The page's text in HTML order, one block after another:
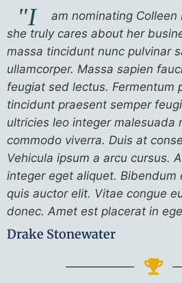
"I
am nominating Colleen
she truly cares about her
massa tincidunt nunc pulvinar
ullamcorper. Massa sapien
feugiat sed lectus. Fermentum
tincidunt praesent semper
ultricies leo integer malesuada
commodo viverra. Duis at
Vehicula ipsum a arcu cursus.
integer eget aliquet. Bibendum
quis auctor elit. Vitae congue
donec. Amet est placerat in
Drake Stonewater